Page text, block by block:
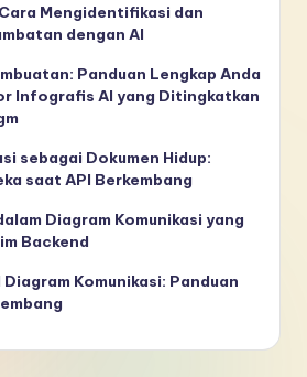
Mengidentifikasi dan
dengan AI
Panduan Lengkap Anda
Infografis AI yang Ditingkatkan
sebagai Dokumen Hidup:
saat API Berkembang
Diagram Komunikasi yang
Backend
Komunikasi: Panduan